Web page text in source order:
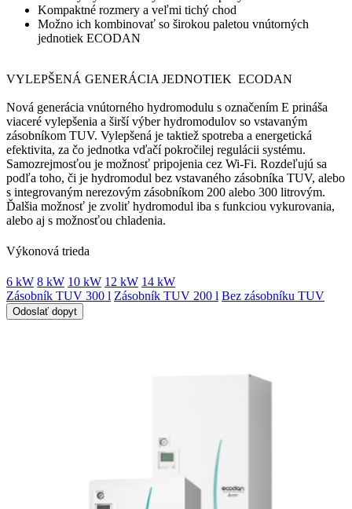
Kompaktné rozmery a veľmi tichý chod
Možno ich kombinovať so širokou paletou vnútorných
jednotiek ECODAN
VYLEPŠENÁ GENERÁCIA JEDNOTIEK ECODAN
Nová generácia vnútorného hydromodulu s označením E prináša
viaceré vylepšenia a širší výber hydromodulov so vstavaným
zásobníkom TUV. Vylepšená je taktiež spotreba a energetická
efektivita, za čo jednotka vďačí pokročilej regulácii systému.
Samozrejmosťou je možnosť pripojenia cez Wi-Fi. Rozdeľujú sa
podľa toho, či je hydromodul bez vstavaného zásobníka TUV, alebo
s integrovaným nerezovým zásobníkom 200 alebo 300 litrovým.
Ďalšia možnosť je zvoliť hydromodul iba s funkciou vykurovania,
alebo aj s možnosťou chladenia.
Výkonová trieda
6 kW 8 kW 10 kW 12 kW 14 kW
Zásobník TUV 300 l Zásobník TUV 200 l Bez zásobníku TUV
Odoslať dopyt